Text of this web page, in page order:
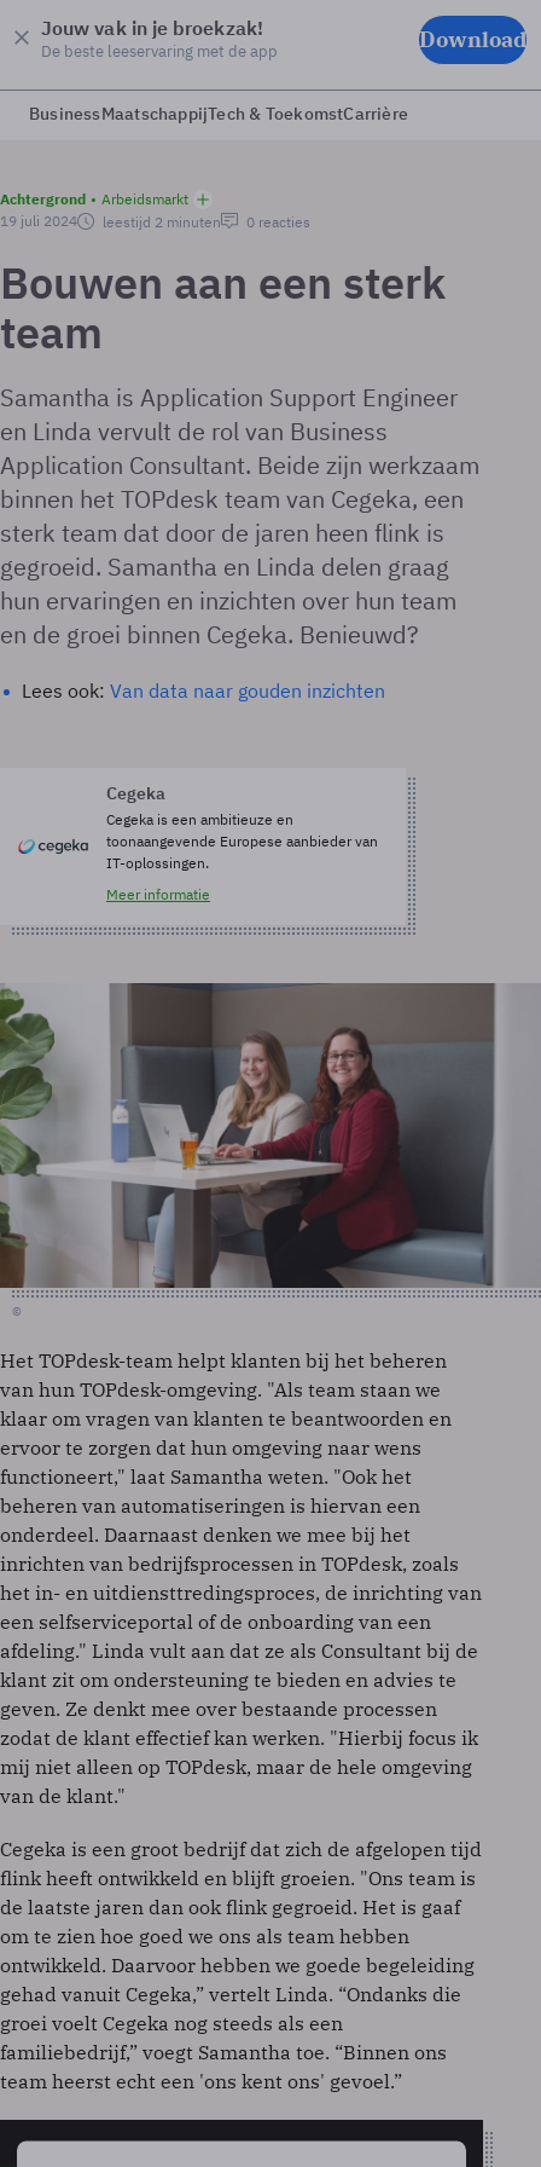
Jouw vak in je broekzak!
De beste leeservaring met de app Download
BusinessMaatschappijTech & ToekomstCarrière
Achtergrond
Arbeidsmarkt
19 juli 2024
leestijd 2 minuten 0 reacties
Bouwen aan een sterk
team
Samantha is Application Support Engineer
en Linda vervult de rol van Business
Application Consultant. Beide zijn werkzaam
binnen het TOPdesk team van Cegeka, een
sterk team dat door de jaren heen flink is
gegroeid. Samantha en Linda delen graag
hun ervaringen en inzichten over hun team
en de groei binnen Cegeka. Benieuwd?
Lees ook: Van data naar gouden inzichten
Cegeka
Cegeka is een ambitieuze en
toonaangevende Europese aanbieder van
IT-oplossingen.
Meer informatie
©
Het TOPdesk-team helpt klanten bij het beheren
van hun TOPdesk-omgeving. "Als team staan we
klaar om vragen van klanten te beantwoorden en
ervoor te zorgen dat hun omgeving naar wens
functioneert," laat Samantha weten. "Ook het
beheren van automatiseringen is hiervan een
onderdeel. Daarnaast denken we mee bij het
inrichten van bedrijfsprocessen in TOPdesk, zoals
het in- en uitdiensttredingsproces, de inrichting van
een selfserviceportal of de onboarding van een
afdeling." Linda vult aan dat ze als Consultant bij de
klant zit om ondersteuning te bieden en advies te
geven. Ze denkt mee over bestaande processen
zodat de klant effectief kan werken. "Hierbij focus ik
mij niet alleen op TOPdesk, maar de hele omgeving
van de klant."
Cegeka is een groot bedrijf dat zich de afgelopen tijd
flink heeft ontwikkeld en blijft groeien. "Ons team is
de laatste jaren dan ook flink gegroeid. Het is gaaf
om te zien hoe goed we ons als team hebben
ontwikkeld. Daarvoor hebben we goede begeleiding
gehad vanuit Cegeka,” vertelt Linda. “Ondanks die
groei voelt Cegeka nog steeds als een
familiebedrijf,” voegt Samantha toe. “Binnen ons
team heerst echt een 'ons kent ons' gevoel.”